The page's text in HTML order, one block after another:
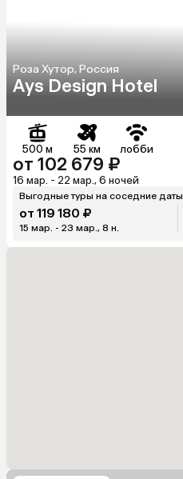
Роза Хутор, Россия
Ays Design Hotel
500 м 55 км лобби
от 102 679 ₽
16 мар. - 22 мар., 6 ночей
Выгодные туры на соседние даты
от 119 180 ₽
15 мар. - 23 мар., 8 н.